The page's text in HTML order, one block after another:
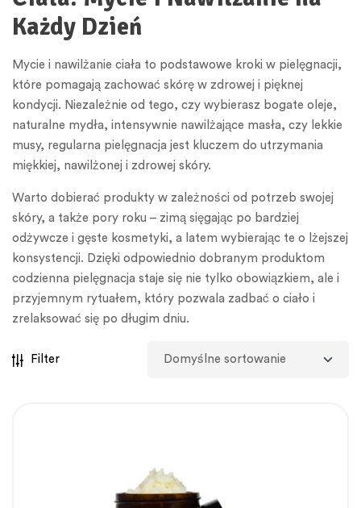
Każdy Dzień
Mycie i nawilżanie ciała to podstawowe kroki w pielęgnacji,
które pomagają zachować skórę w zdrowej i pięknej
kondycji. Niezależnie od tego, czy wybierasz bogate oleje,
naturalne mydła, intensywnie nawilżające masła, czy lekkie
musy, regularna pielęgnacja jest kluczem do utrzymania
miękkiej, nawilżonej i zdrowej skóry.
Warto dobierać produkty w zależności od potrzeb swojej
skóry, a także pory roku – zimą sięgając po bardziej
odżywcze i gęste kosmetyki, a latem wybierając te o lżejszej
konsystencji. Dzięki odpowiednio dobranym produktom
codzienna pielęgnacja staje się nie tylko obowiązkiem, ale i
przyjemnym rytuałem, który pozwala zadbać o ciało i
zrelaksować się po długim dniu.
Filter